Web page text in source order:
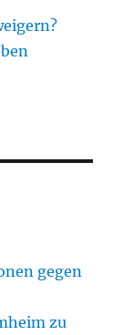
gegen
zu